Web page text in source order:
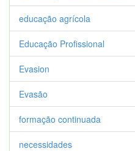
educação agrícola
Educação Profissional
Evasion
Evasão
formação continuada
necessidades